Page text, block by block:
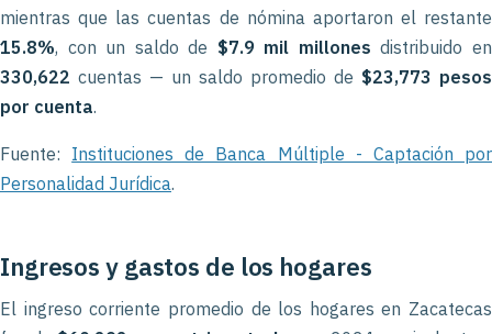
mientras que las cuentas de nómina aportaron el restante
15.8%, con un saldo de $7.9 mil millones distribuido en
330,622 cuentas — un saldo promedio de $23,773 pesos
por cuenta.
Fuente: Instituciones de Banca Múltiple - Captación por
Personalidad Jurídica.
Ingresos y gastos de los hogares
El ingreso corriente promedio de los hogares en Zacatecas